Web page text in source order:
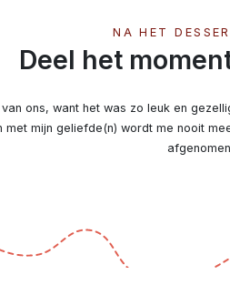
NA HET
Deel het
ons, want het was zo leuk en
met mijn geliefde(n) wordt me nooit